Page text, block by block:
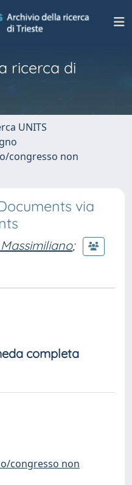
ricerca di
UNITS
congresso non
via
;
completa
congresso non